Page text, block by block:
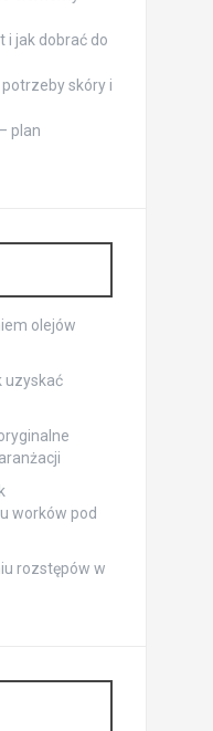
i jak dobrać do
potrzeby skóry i
plan
olejów
uzyskać
worków pod
rozstępów w